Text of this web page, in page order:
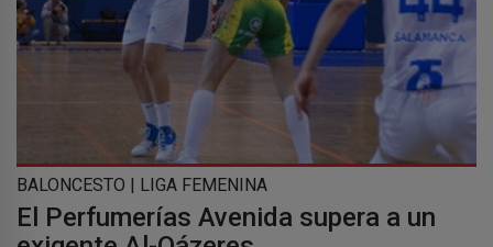
BALONCESTO | LIGA FEMENINA
El Perfumerías Avenida supera a un